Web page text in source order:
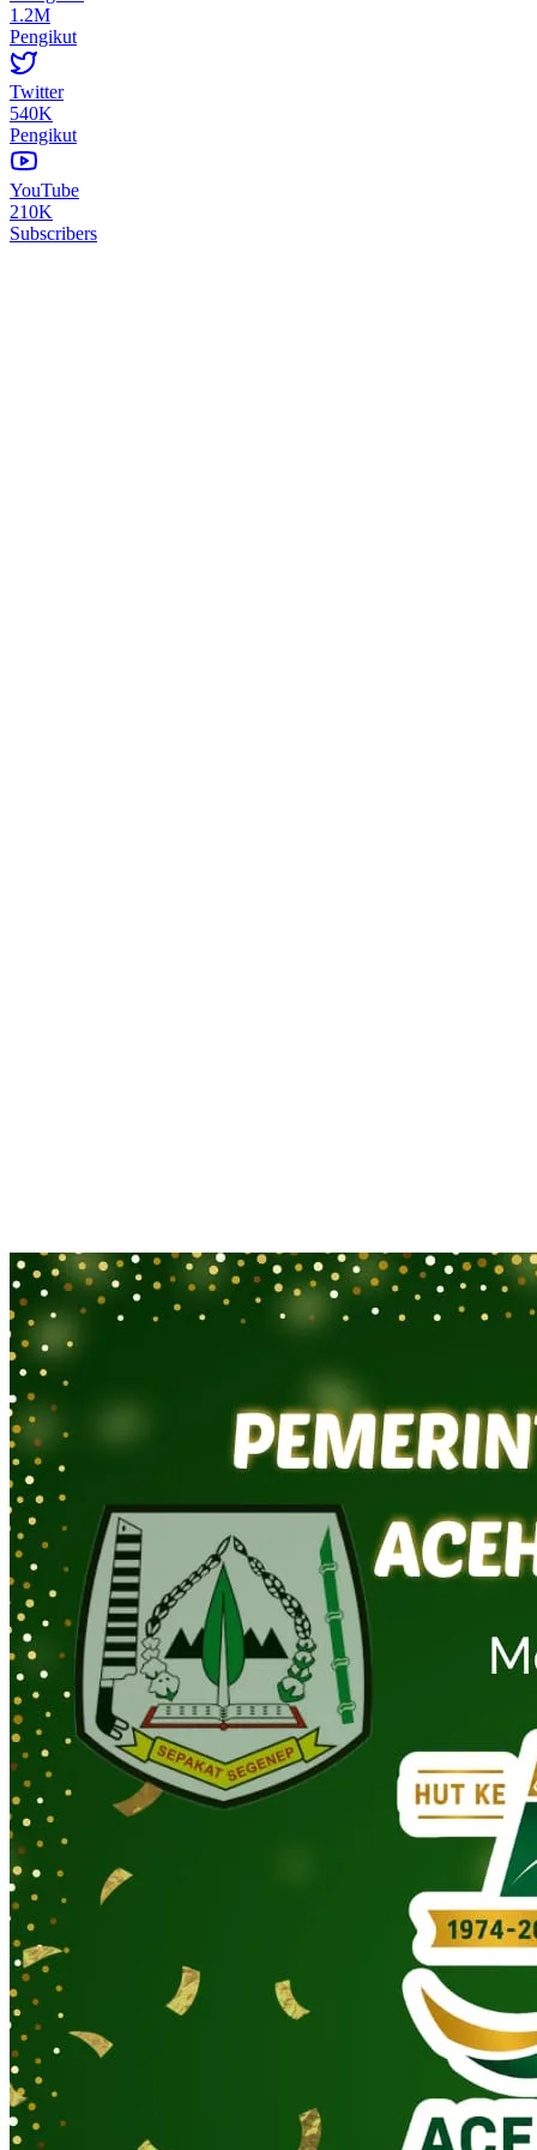
1.2M
Pengikut
Twitter
540K
Pengikut
YouTube
210K
Subscribers